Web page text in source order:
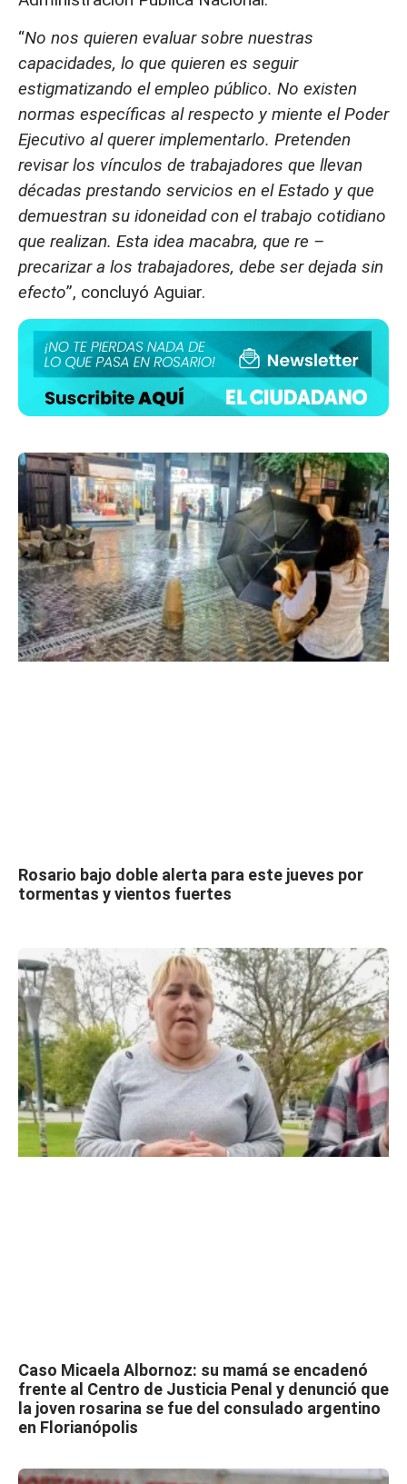
“No nos quieren evaluar sobre nuestras
capacidades, lo que quieren es seguir
estigmatizando el empleo público. No existen
normas específicas al respecto y miente el Poder
Ejecutivo al querer implementarlo. Pretenden
revisar los vínculos de trabajadores que llevan
décadas prestando servicios en el Estado y que
demuestran su idoneidad con el trabajo cotidiano
que realizan. Esta idea macabra, que re –
precarizar a los trabajadores, debe ser dejada sin
efecto”, concluyó Aguiar.
Rosario bajo doble alerta para este jueves por
tormentas y vientos fuertes
Caso Micaela Albornoz: su mamá se encadenó
frente al Centro de Justicia Penal y denunció que
la joven rosarina se fue del consulado argentino
en Florianópolis